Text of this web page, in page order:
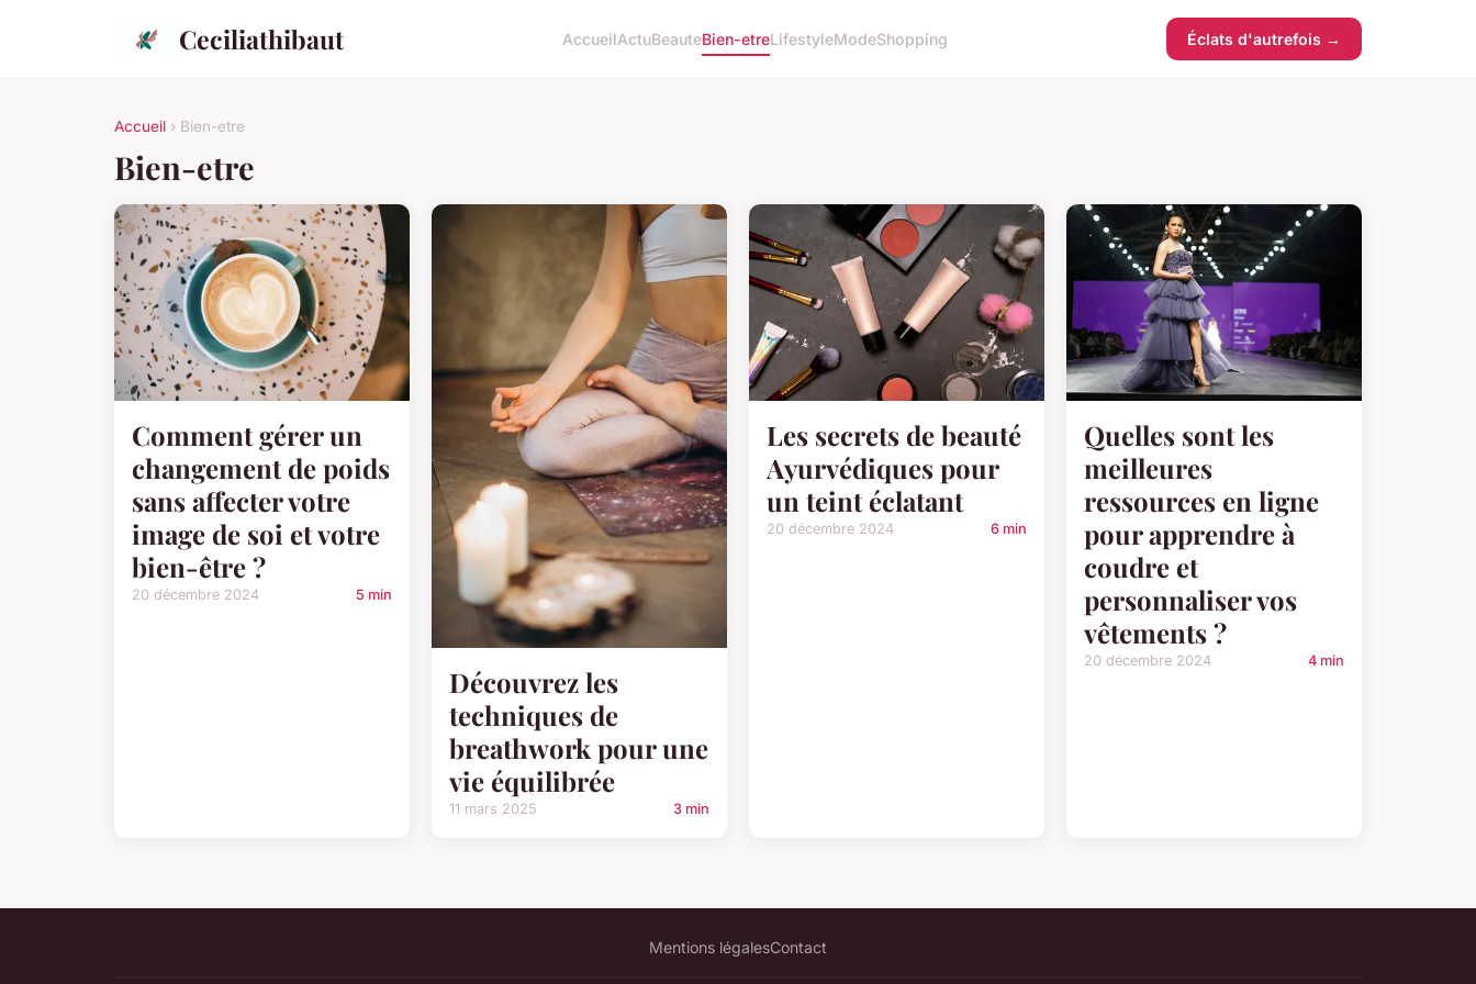
Ceciliathibaut AccueilActuBeauteBien-etreLifestyleModeShopping Éclats d'autrefois →
Accueil › Bien-etre
Bien-etre
Comment gérer un
changement de poids
sans affecter votre
image de soi et votre
bien-être ?
20 décembre 2024 5 min
Découvrez les
techniques de
breathwork pour une
vie équilibrée
11 mars 2025 3 min
Les secrets de beauté
Ayurvédiques pour
un teint éclatant
20 décembre 2024 6 min
Quelles sont les
meilleures
ressources en ligne
pour apprendre à
coudre et
personnaliser vos
vêtements ?
20 décembre 2024 4 min
Mentions légalesContact